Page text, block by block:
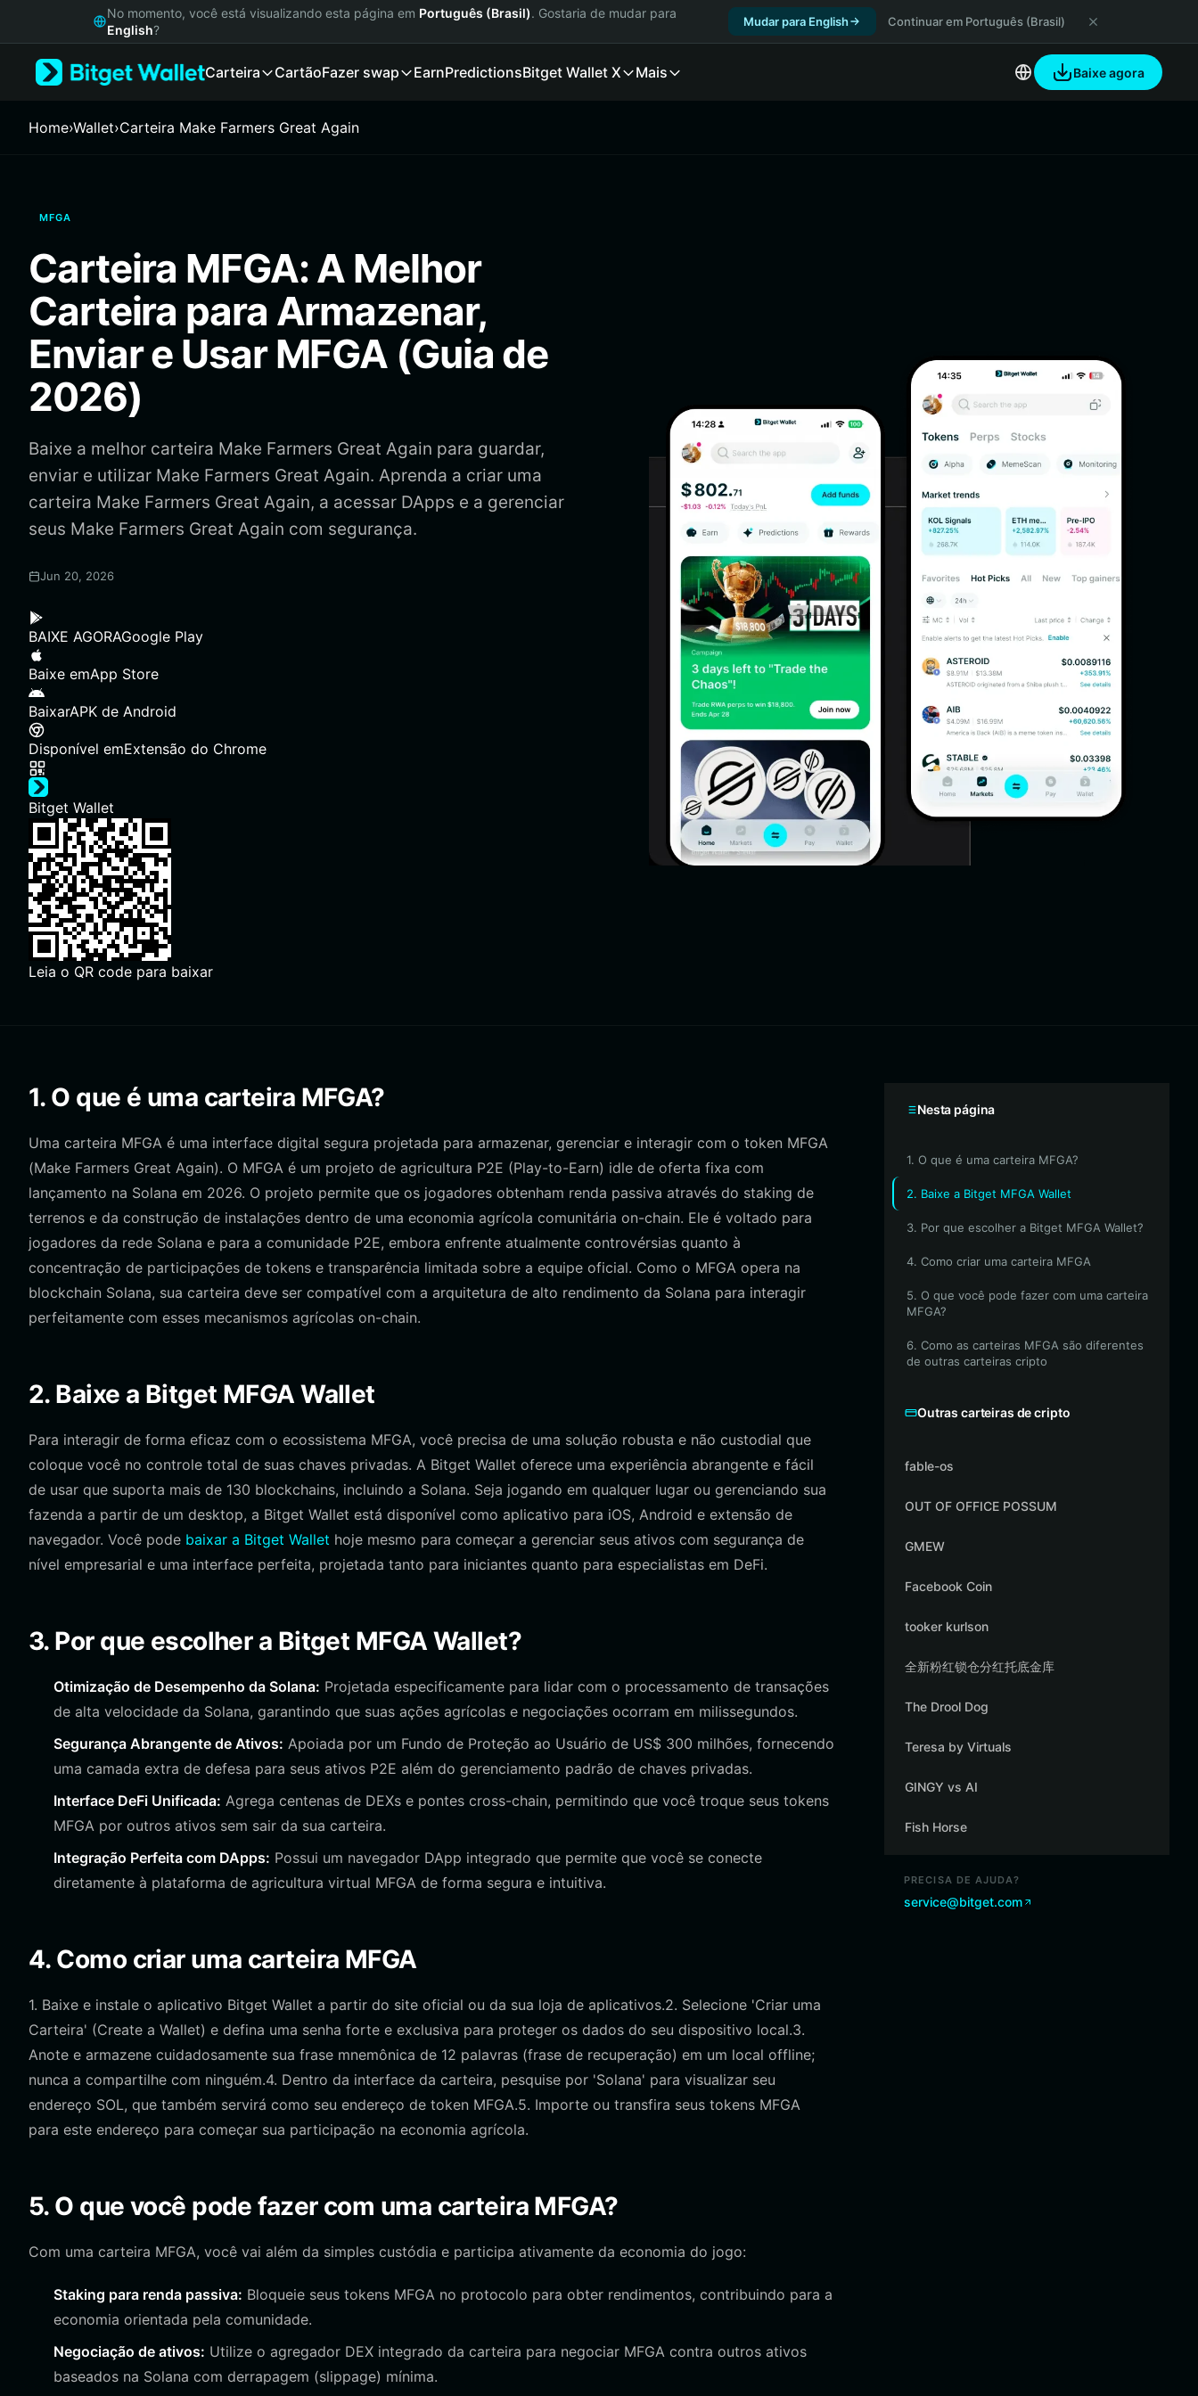
Русский
Italiano
繁體中文
Bahasa Indonesia
ภาษาไทย
Español
Português (Brasil)
Español (Argentina)
No momento, você está visualizando esta página em Português (Brasil). Gostaria de mudar para
English?
Mudar para English Continuar em Português (Brasil)
Carteira CartãoFazer swap EarnPredictionsBitget Wallet X Mais Baixe agora
Home›Wallet›Carteira Make Farmers Great Again
MFGA
Carteira MFGA: A Melhor
Carteira para Armazenar,
Enviar e Usar MFGA (Guia de
2026)
Baixe a melhor carteira Make Farmers Great Again para guardar,
enviar e utilizar Make Farmers Great Again. Aprenda a criar uma
carteira Make Farmers Great Again, a acessar DApps e a gerenciar
seus Make Farmers Great Again com segurança.
Jun 20, 2026
BAIXE AGORAGoogle Play
Baixe emApp Store
BaixarAPK de Android
Disponível emExtensão do Chrome
Bitget Wallet
Leia o QR code para baixar
1. O que é uma carteira MFGA?
Uma carteira MFGA é uma interface digital segura projetada para armazenar, gerenciar e interagir com o token MFGA
(Make Farmers Great Again). O MFGA é um projeto de agricultura P2E (Play-to-Earn) idle de oferta fixa com
lançamento na Solana em 2026. O projeto permite que os jogadores obtenham renda passiva através do staking de
terrenos e da construção de instalações dentro de uma economia agrícola comunitária on-chain. Ele é voltado para
jogadores da rede Solana e para a comunidade P2E, embora enfrente atualmente controvérsias quanto à
concentração de participações de tokens e transparência limitada sobre a equipe oficial. Como o MFGA opera na
blockchain Solana, sua carteira deve ser compatível com a arquitetura de alto rendimento da Solana para interagir
perfeitamente com esses mecanismos agrícolas on-chain.
2. Baixe a Bitget MFGA Wallet
Para interagir de forma eficaz com o ecossistema MFGA, você precisa de uma solução robusta e não custodial que
coloque você no controle total de suas chaves privadas. A Bitget Wallet oferece uma experiência abrangente e fácil
de usar que suporta mais de 130 blockchains, incluindo a Solana. Seja jogando em qualquer lugar ou gerenciando sua
fazenda a partir de um desktop, a Bitget Wallet está disponível como aplicativo para iOS, Android e extensão de
navegador. Você pode baixar a Bitget Wallet hoje mesmo para começar a gerenciar seus ativos com segurança de
nível empresarial e uma interface perfeita, projetada tanto para iniciantes quanto para especialistas em DeFi.
3. Por que escolher a Bitget MFGA Wallet?
Otimização de Desempenho da Solana: Projetada especificamente para lidar com o processamento de transações
de alta velocidade da Solana, garantindo que suas ações agrícolas e negociações ocorram em milissegundos.
Segurança Abrangente de Ativos: Apoiada por um Fundo de Proteção ao Usuário de US$ 300 milhões, fornecendo
uma camada extra de defesa para seus ativos P2E além do gerenciamento padrão de chaves privadas.
Interface DeFi Unificada: Agrega centenas de DEXs e pontes cross-chain, permitindo que você troque seus tokens
MFGA por outros ativos sem sair da sua carteira.
Integração Perfeita com DApps: Possui um navegador DApp integrado que permite que você se conecte
diretamente à plataforma de agricultura virtual MFGA de forma segura e intuitiva.
4. Como criar uma carteira MFGA
1. Baixe e instale o aplicativo Bitget Wallet a partir do site oficial ou da sua loja de aplicativos.2. Selecione 'Criar uma
Carteira' (Create a Wallet) e defina uma senha forte e exclusiva para proteger os dados do seu dispositivo local.3.
Anote e armazene cuidadosamente sua frase mnemônica de 12 palavras (frase de recuperação) em um local offline;
nunca a compartilhe com ninguém.4. Dentro da interface da carteira, pesquise por 'Solana' para visualizar seu
endereço SOL, que também servirá como seu endereço de token MFGA.5. Importe ou transfira seus tokens MFGA
para este endereço para começar sua participação na economia agrícola.
5. O que você pode fazer com uma carteira MFGA?
Com uma carteira MFGA, você vai além da simples custódia e participa ativamente da economia do jogo:
Staking para renda passiva: Bloqueie seus tokens MFGA no protocolo para obter rendimentos, contribuindo para a
economia orientada pela comunidade.
Negociação de ativos: Utilize o agregador DEX integrado da carteira para negociar MFGA contra outros ativos
baseados na Solana com derrapagem (slippage) mínima.
Nesta página
1. O que é uma carteira MFGA?
2. Baixe a Bitget MFGA Wallet
3. Por que escolher a Bitget MFGA Wallet?
4. Como criar uma carteira MFGA
5. O que você pode fazer com uma carteira
MFGA?
6. Como as carteiras MFGA são diferentes
de outras carteiras cripto
Outras carteiras de cripto
fable-os
OUT OF OFFICE POSSUM
GMEW
Facebook Coin
tooker kurlson
全新粉红锁仓分红托底金库
The Drool Dog
Teresa by Virtuals
GINGY vs AI
Fish Horse
PRECISA DE AJUDA?
service@bitget.com